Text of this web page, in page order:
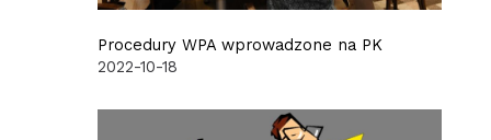
Procedury WPA wprowadzone na PK
2022-10-18